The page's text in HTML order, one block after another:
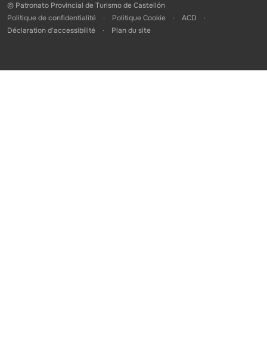
© Patronato Provincial de Turismo de Castellón
Politique de confidentialité
Politique Cookie
ACD
Déclaration d'accessibilité
Plan du site